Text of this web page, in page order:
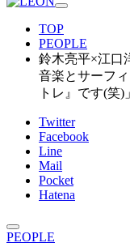
TOP
PEOPLE
鈴木亮平×江口
音楽とサーフ
トレ』です(笑)」
Twitter
Facebook
Line
Mail
Pocket
Hatena
PEOPLE